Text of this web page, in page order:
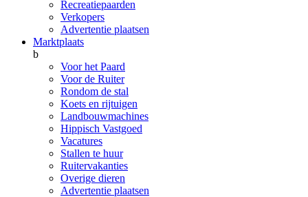
Recreatiepaarden
Verkopers
Advertentie plaatsen
Marktplaats
b
Voor het Paard
Voor de Ruiter
Rondom de stal
Koets en rijtuigen
Landbouwmachines
Hippisch Vastgoed
Vacatures
Stallen te huur
Ruitervakanties
Overige dieren
Advertentie plaatsen